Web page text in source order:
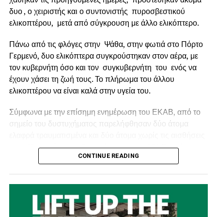
Ο Δήμαρχος Ναυπακτίας κ.Βασίλης Γκίζαςδήλωσε
σχετικά: «Η Παράκαμψη του Κάστρου Ναυπάκτου
την εικόνα και την προοπτική της πόλης μας. Με την
εξασφάλιση της χρηματοδότησης και τη διαμόρφωση του
αναγκαίου θεσμικού πλαισίου, περνάμε πλέον στο
Πρόκειται για μία εξαιρετικά σημαντική εξέλιξη,
αποτέλεσμα σχεδιασμού, επιμονής και συνεχούς
δυο , ο χειριστής και ο συντονιστής πυροσβεστικού
ελικοπτέρου, μετά από σύγκρουση με άλλο ελικόπτερο.
Πάνω από τις φλόγες στην Ψάθα, στην φωτιά στο Πόρτο
Γερμενό, δυο ελικόπτερα συγκρούστηκαν στον αέρα, με
τον κυβερνήτη όσο και τον συγκυβερνήτη του ενός να
έχουν χάσει τη ζωή τους. Το πλήρωμα του άλλου
ελικοπτέρου να είναι καλά στην υγεία του.
Σύμφωνα με την επίσημη ενημέρωση του ΕΚΑΒ, από το
σημείο του δυστυχήματος παρελήφθησαν δύο άτομα
τους. Και οι τέσσερις διακομίστηκαν στο 251 Γενικό
Νοσοκομείο Αεροπορίας (251 ΓΝΑ).
Τα δύο ελικόπτερα τύπου BELL, ήταν μισθωμένα από το
CONTINUE READING